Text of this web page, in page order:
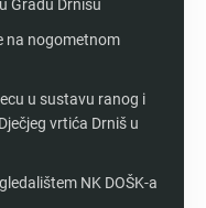
Gradu Drnišu
na nogometnom
u sustavu ranog i
vrtića Drniš u
NK DOŠK-a